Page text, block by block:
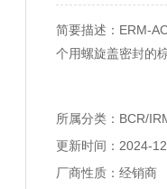
简要描述：ERM-
个用螺旋盖密封的
所属分类：BCR/
更新时间：2024-
厂商性质：经销商